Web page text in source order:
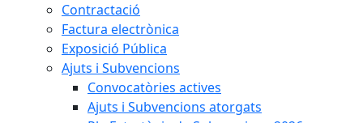
Contractació
Factura electrònica
Exposició Pública
Ajuts i Subvencions
Convocatòries actives
Ajuts i Subvencions atorgats